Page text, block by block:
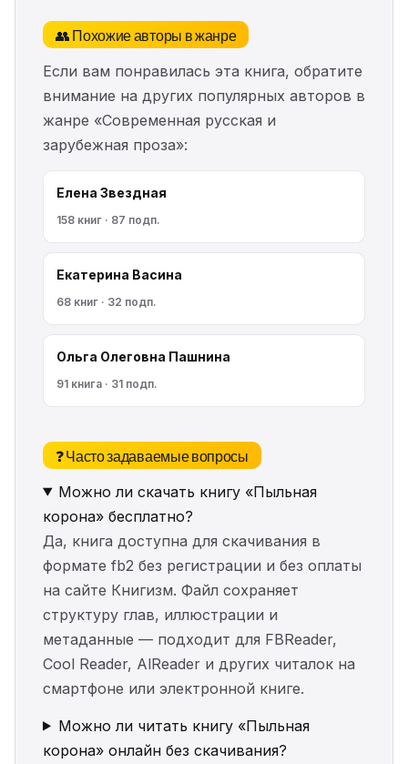
👥 Похожие авторы в жанре
Если вам понравилась эта книга, обратите
внимание на других популярных авторов в
жанре «Современная русская и
зарубежная проза»:
Елена Звездная
158 книг · 87 подп.
Екатерина Васина
68 книг · 32 подп.
Ольга Олеговна Пашнина
91 книга · 31 подп.
❓ Часто задаваемые вопросы
Можно ли скачать книгу «Пыльная
корона» бесплатно?
Да, книга доступна для скачивания в
формате fb2 без регистрации и без оплаты
на сайте Книгизм. Файл сохраняет
структуру глав, иллюстрации и
метаданные — подходит для FBReader,
Cool Reader, AlReader и других читалок на
смартфоне или электронной книге.
Можно ли читать книгу «Пыльная
корона» онлайн без скачивания?